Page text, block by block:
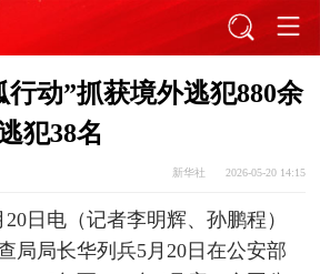
行动”抓获境外逃犯880余
犯38名
新华社 2026-05-20 14:15
日电（记者李明辉、孙鹏程）
局局长华列兵5月20日在公安部